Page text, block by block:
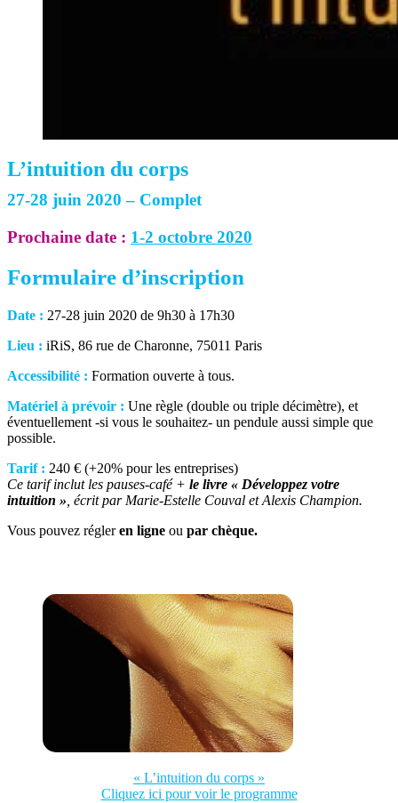
L’intuition du corps
27-28 juin 2020 – Complet
Prochaine date : 1-2 octobre 2020
Formulaire d’inscription
Date : 27-28 juin 2020 de 9h30 à 17h30
Lieu : iRiS, 86 rue de Charonne, 75011 Paris
Accessibilité : Formation ouverte à tous.
Matériel à prévoir : Une règle (double ou triple décimètre), et
éventuellement -si vous le souhaitez- un pendule aussi simple que
possible.
Tarif : 240 € (+20% pour les entreprises)
Ce tarif inclut les pauses-café + le livre « Développez votre
intuition » , écrit par Marie-Estelle Couval et Alexis Champion.
Vous pouvez régleren ligne ou par chèque.
« L’intuition du corps »
Cliquez ici pour voir le programme